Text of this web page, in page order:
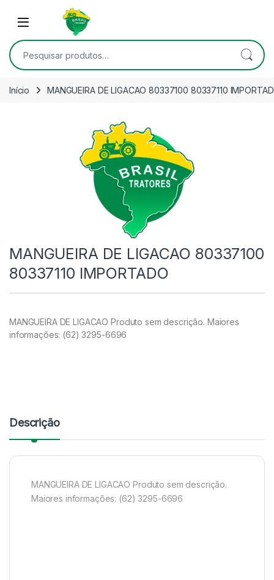
Skip to navigation
Open
Pesquisar por:
Início MANGUEIRA DE LIGACAO 80337100 80337110
MANGUEIRA DE LIGACAO 80337100
80337110 IMPORTADO
MANGUEIRA DE LIGACAO Produto sem descrição. Maiores
informações: (62) 3295-6696
Descrição
MANGUEIRA DE LIGACAO Produto sem descrição.
Maiores informações: (62) 3295-6696